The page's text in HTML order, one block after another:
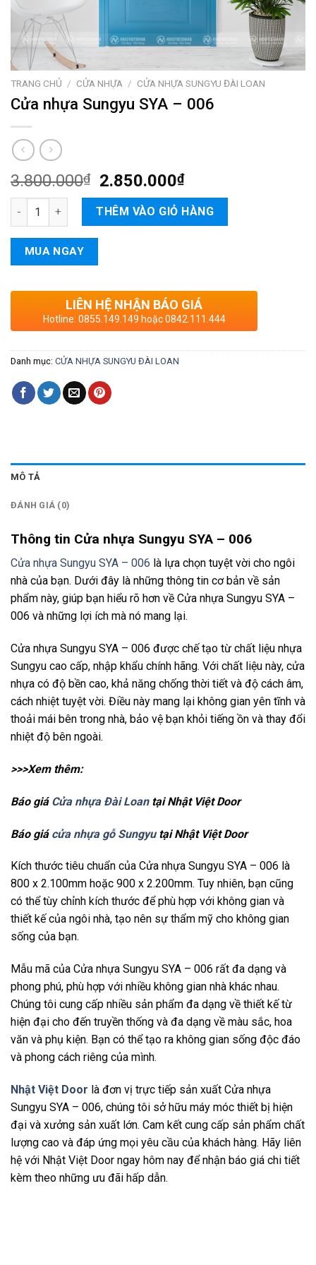
TRANG CHỦ / CỬA NHỰA / CỬA NHỰA SUNGYU ĐÀI LOAN
Cửa nhựa Sungyu SYA – 006
3.800.000₫ 2.850.000₫
Cửa nhựa Sungyu SYA - 006 số lượng
THÊM VÀO GIỎ HÀNG
MUA NGAY
LIÊN HỆ NHẬN BÁO GIÁ
Hotline: 0855.149.149 hoặc 0842.111.444
Danh mục: CỬA NHỰA SUNGYU ĐÀI LOAN
MÔ TẢ
ĐÁNH GIÁ (0)
Thông tin Cửa nhựa Sungyu SYA – 006
Cửa nhựa Sungyu SYA – 006 là lựa chọn tuyệt vời cho ngôi
nhà của bạn. Dưới đây là những thông tin cơ bản về sản
phẩm này, giúp bạn hiểu rõ hơn về Cửa nhựa Sungyu SYA –
006 và những lợi ích mà nó mang lại.
Cửa nhựa Sungyu SYA – 006 được chế tạo từ chất liệu nhựa
Sungyu cao cấp, nhập khẩu chính hãng. Với chất liệu này, cửa
nhựa có độ bền cao, khả năng chống thời tiết và độ cách âm,
cách nhiệt tuyệt vời. Điều này mang lại không gian yên tĩnh và
thoải mái bên trong nhà, bảo vệ bạn khỏi tiếng ồn và thay đổi
nhiệt độ bên ngoài.
>>>Xem thêm:
Báo giá Cửa nhựa Đài Loantại Nhật Việt Door
Báo giá cửa nhựa gỗ Sungyutại Nhật Việt Door
Kích thước tiêu chuẩn của Cửa nhựa Sungyu SYA – 006 là
800 x 2.100mm hoặc 900 x 2.200mm. Tuy nhiên, bạn cũng
có thể tùy chỉnh kích thước để phù hợp với không gian và
thiết kế của ngôi nhà, tạo nên sự thẩm mỹ cho không gian
sống của bạn.
Mẫu mã của Cửa nhựa Sungyu SYA – 006 rất đa dạng và
phong phú, phù hợp với nhiều không gian nhà khác nhau.
Chúng tôi cung cấp nhiều sản phẩm đa dạng về thiết kế từ
hiện đại cho đến truyền thống và đa dạng về màu sắc, hoa
văn và phụ kiện. Bạn có thể tạo ra không gian sống độc đáo
và phong cách riêng của mình.
Nhật Việt Door là đơn vị trực tiếp sản xuất Cửa nhựa
Sungyu SYA – 006, chúng tôi sở hữu máy móc thiết bị hiện
đại và xưởng sản xuất lớn. Cam kết cung cấp sản phẩm chất
lượng cao và đáp ứng mọi yêu cầu của khách hàng. Hãy liên
hệ với Nhật Việt Door ngay hôm nay để nhận báo giá chi tiết
kèm theo những ưu đãi hấp dẫn.